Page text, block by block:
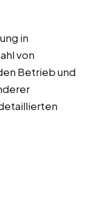
in
von
Betrieb und